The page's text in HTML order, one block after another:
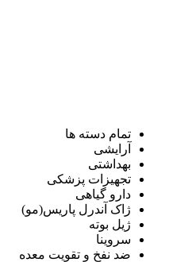
تمام دسته ها
آرایشی
بهداشتی
تجهیزات پزشکی
دارو گیاهی
ژاک آندرل پاریس(مو)
ژیل بوته
سروینا
ضد نفخ و تقویت معده